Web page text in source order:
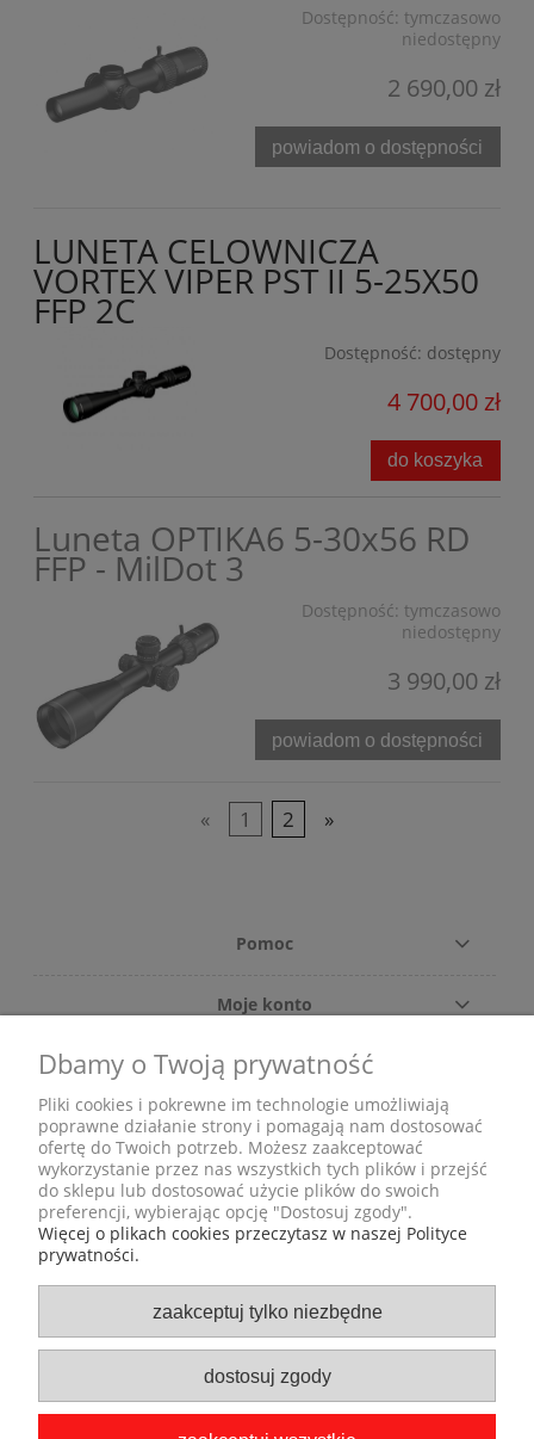
Dostępność: tymczasowo
niedostępny
2 690,00 zł
powiadom o dostępności
LUNETA CELOWNICZA
VORTEX VIPER PST II 5-25X50
FFP 2C
Dostępność: dostępny
4 700,00 zł
do koszyka
Luneta OPTIKA6 5-30x56 RD
FFP - MilDot 3
Dostępność: tymczasowo
niedostępny
3 990,00 zł
powiadom o dostępności
« 1 2 »
Pomoc
Moje konto
Płatności i dostawa
Informacje
O nas
ul. Grunwaldzka 29
58-506 Jelenia Góra
(obok Castoramy)
Dbamy o Twoją prywatność
Pliki cookies i pokrewne im technologie umożliwiają
poprawne działanie strony i pomagają nam dostosować
ofertę do Twoich potrzeb. Możesz zaakceptować
wykorzystanie przez nas wszystkich tych plików i przejść
do sklepu lub dostosować użycie plików do swoich
preferencji, wybierając opcję "Dostosuj zgody".
Więcej o plikach cookies przeczytasz w naszej Polityce
prywatności.
zaakceptuj tylko niezbędne
dostosuj zgody